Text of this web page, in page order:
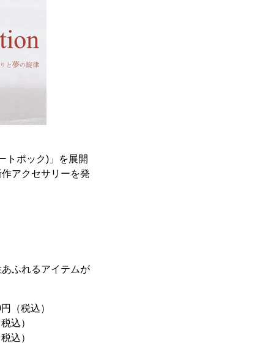
トポック)」を展開
アクセサリーを発
ふれるアイテムが
（税込）
込）
込）